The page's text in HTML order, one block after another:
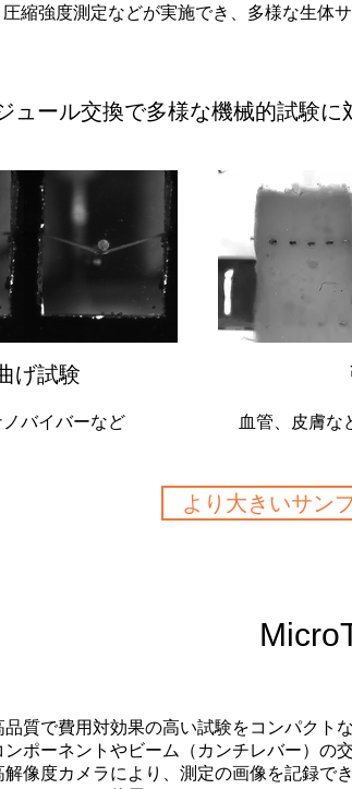
圧縮強度測定などが実施でき、多様な生体
ュール交換で多様な機械的試験に
げ試験
バイバーなど 血管、皮膚な
より大きいサン
品質で費用対効果の高い試験をコンパクト
ンポーネントやビーム（カンチレバー）の
解像度カメラにより、測定の画像を記録で